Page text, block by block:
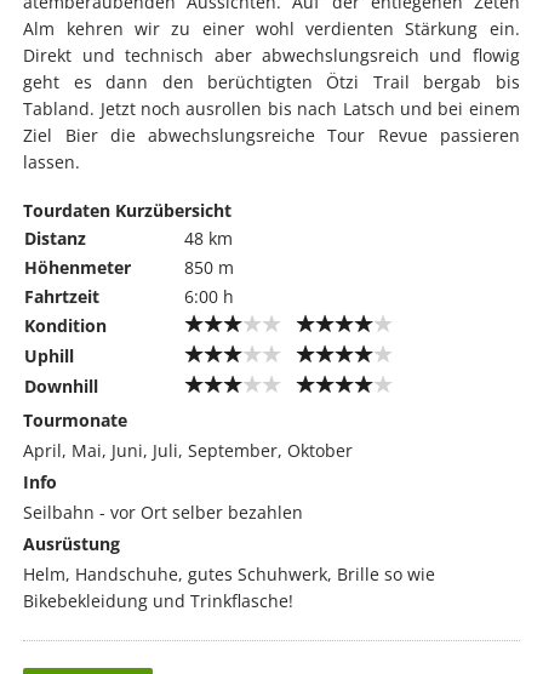
Alm kehren wir zu einer wohl verdienten Stärkung ein.
Direkt und technisch aber abwechslungsreich und flowig
geht es dann den berüchtigten Ötzi Trail bergab bis
Tabland. Jetzt noch ausrollen bis nach Latsch und bei einem
Ziel Bier die abwechslungsreiche Tour Revue passieren
lassen.
Tourdaten Kurzübersicht
Distanz
48 km
Höhenmeter
850 m
Fahrtzeit
6:00 h
Kondition
Uphill
Downhill
Tourmonate
April, Mai, Juni, Juli, September, Oktober
Info
Seilbahn - vor Ort selber bezahlen
Ausrüstung
Helm, Handschuhe, gutes Schuhwerk, Brille so wie
Bikebekleidung und Trinkflasche!